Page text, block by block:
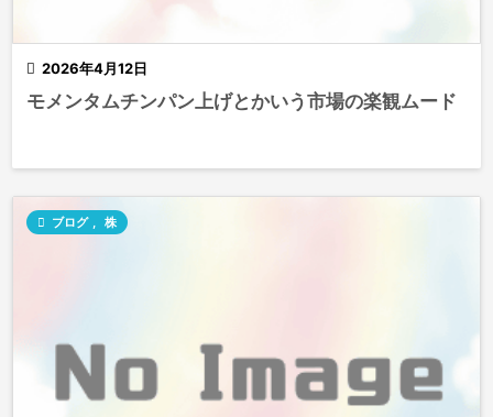
 2026年4月12日
モメンタムチンパン上げとかいう市場の楽観ムード
 ブログ , 株